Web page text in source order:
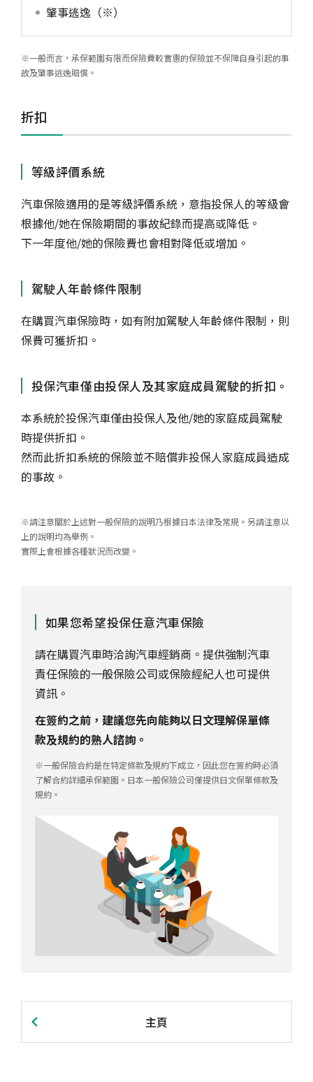
肇事逃逸（※）
※一般而言，承保範圍有限而保險費較實惠的保險並不保障自身引起的事
故及肇事逃逸賠償。
折扣
等級評價系統
汽車保險適用的是等級評價系統，意指投保人的等級會
根據他/她在保險期間的事故紀錄而提高或降低。
下一年度他/她的保險費也會相對降低或增加。
駕駛人年齡條件限制
在購買汽車保險時，如有附加駕駛人年齡條件限制，則
保費可獲折扣。
投保汽車僅由投保人及其家庭成員駕駛的折扣。
本系統於投保汽車僅由投保人及他/她的家庭成員駕駛
時提供折扣。
然而此折扣系統的保險並不賠償非投保人家庭成員造成
的事故。
※請注意關於上述對一般保險的說明乃根據日本法律及常規。另請注意以
上的說明均為舉例。
實際上會根據各種狀況而改變。
如果您希望投保任意汽車保險
請在購買汽車時洽詢汽車經銷商。提供強制汽車
責任保險的一般保險公司或保險經紀人也可提供
資訊。
在簽約之前，建議您先向能夠以日文理解保單條
款及規約的熟人諮詢。
※一般保險合約是在特定條款及規約下成立，因此您在簽約時必須
了解合約詳細承保範圍。日本一般保險公司僅提供日文保單條款及
規約。
主頁